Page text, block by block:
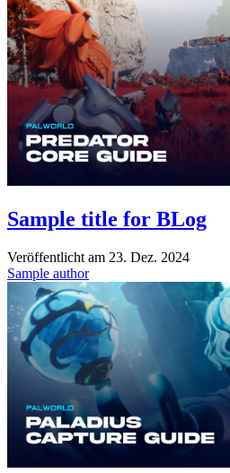
Sample title for BLog
Veröffentlicht am 23. Dez. 2024
Sample author